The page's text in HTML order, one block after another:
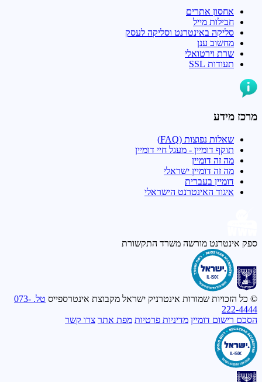
אחסון אתרים
חבילות מייל
סליקה באינטרנט וסליקה לעסק
מחשוב ענן
שרת וירטואלי
תעודות SSL
מרכז מידע
שאלות נפוצות (FAQ)
תוקף דומיין - מעגל חיי דומיין
מה זה דומיין
מה זה דומיין ישראלי
דומיין בעברית
איגוד האינטרנט הישראלי
ספק אינטרנט מורשה משרד התקשורת
© כל הזכויות שמורות אינטרניק ישראל מקבוצת אינטרספייס
טל. 073-
222-4444
הסכם רישום דומיין מדיניות פרטיות מפת אתר צרו קשר